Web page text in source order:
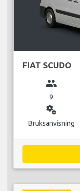
FIAT SCUDO
group
9
miscellaneous_services
Bruksanvisning